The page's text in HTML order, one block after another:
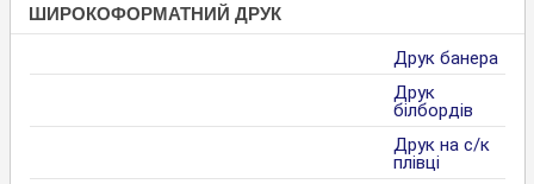
ШИРОКОФОРМАТНИЙ ДРУК
Друк банера
Друк
білбордів
Друк на с/к
плівці